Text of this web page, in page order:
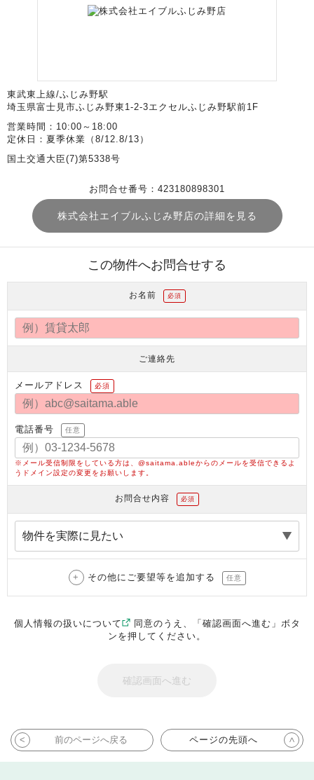
東武東上線/ふじみ野駅
埼玉県富士見市ふじみ野東1-2-3エクセルふじみ野駅前1F
営業時間：10:00～18:00
定休日：夏季休業（8/12.8/13）
国土交通大臣(7)第5338号
お問合せ番号：423180898301
株式会社エイブルふじみ野店の詳細を見る
この物件へお問合せする
お名前 必須
ご連絡先
メールアドレス 必須
電話番号 任意
※メール受信制限をしている方は、@saitama.ableからのメールを受信できるよ
うドメイン設定の変更をお願いします。
お問合せ内容 必須
その他にご要望等を追加する 任意
個人情報の扱いについて
同意のうえ、「確認画面へ進む」ボタ
ンを押してください。
前のページへ戻る ページの先頭へ